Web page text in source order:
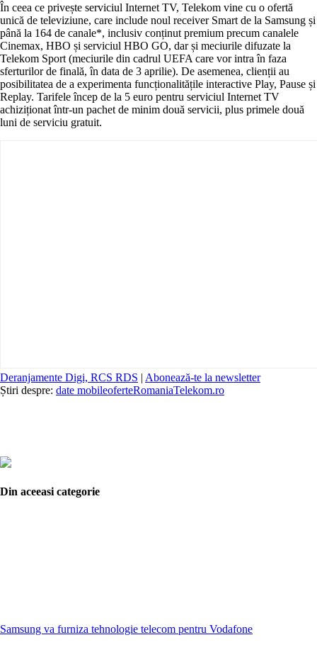
În ceea ce privește serviciul Internet TV, Telekom vine cu o ofertă
unică de televiziune, care include noul receiver Smart de la Samsung și
până la 164 de canale*, inclusiv conținut premium precum canalele
Cinemax, HBO și serviciul HBO GO, dar și meciurile difuzate la
Telekom Sport (meciurile din cadrul UEFA care vor intra în faza
sferturilor de finală, în data de 3 aprilie). De asemenea, clienții au
posibilitatea de a experimenta funcționalitățile interactive Play, Pause și
Replay. Tarifele încep de la 5 euro pentru serviciul Internet TV
achiziționat într-un pachet de minim două servicii, plus primele două
luni de serviciu gratuit.
Deranjamente Digi, RCS RDS | Abonează-te la newsletter
Știri despre: date mobileoferteRomaniaTelekom.ro
Din aceeasi categorie
Samsung va furniza tehnologie telecom pentru Vodafone